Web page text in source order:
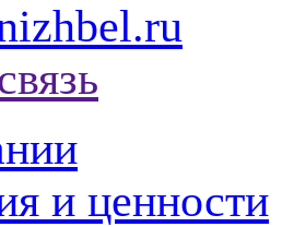
и ценности